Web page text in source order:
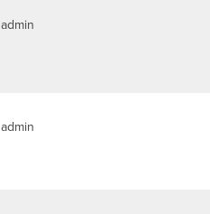
admin
admin